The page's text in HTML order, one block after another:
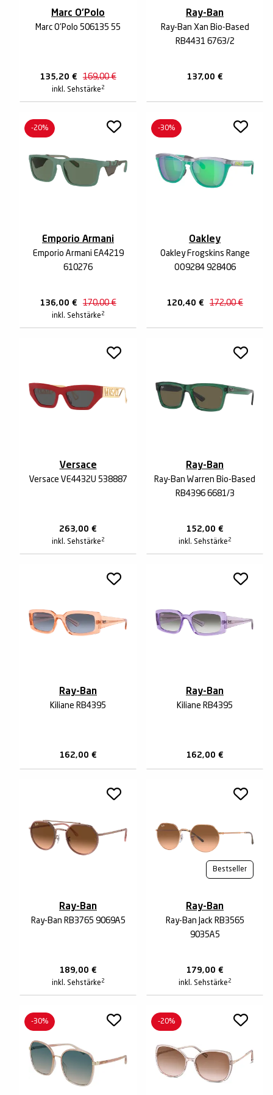
Marc O'Polo
Marc O'Polo 506135 55
135,20€ 169,00€
inkl. Sehstärke 2
Ray-Ban
Ray-Ban Xan Bio-Based
RB4431 6763/2
137,00 €
Emporio Armani
Emporio Armani EA4219
610276
136,00€ 170,00€
inkl. Sehstärke 2
-20%
Oakley
Oakley Frogskins Range
OO9284 928406
120,40€ 172,00€
-30%
Versace
Versace VE4432U 538887
263,00 €
inkl. Sehstärke 2
Ray-Ban
Ray-Ban Warren Bio-Based
RB4396 6681/3
152,00 €
inkl. Sehstärke 2
Ray-Ban
Kiliane RB4395
162,00 €
Ray-Ban
Kiliane RB4395
162,00 €
Ray-Ban
Ray-Ban RB3765 9069A5
189,00 €
inkl. Sehstärke 2
Bestseller
Ray-Ban
Ray-Ban Jack RB3565
9035A5
179,00 €
inkl. Sehstärke 2
-30% -20%